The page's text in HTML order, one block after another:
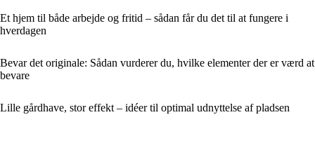
Et hjem til både arbejde og fritid – sådan får du det til at fungere i
hverdagen
Bevar det originale: Sådan vurderer du, hvilke elementer der er værd at
bevare
Lille gårdhave, stor effekt – idéer til optimal udnyttelse af pladsen